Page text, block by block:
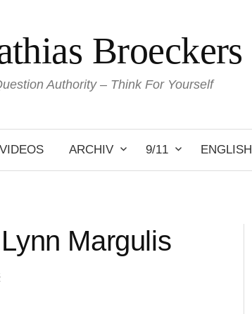
Broeckers
Authority – Think For Yourself
VIDEOS ARCHIV 9/11 ENGLISH
Margulis